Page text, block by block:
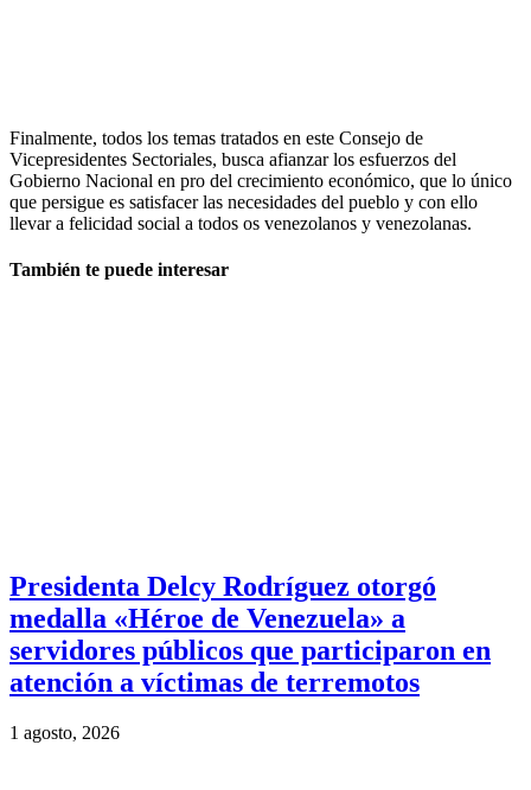
Finalmente, todos los temas tratados en este Consejo de
Vicepresidentes Sectoriales, busca afianzar los esfuerzos del
Gobierno Nacional en pro del crecimiento económico, que lo único
que persigue es satisfacer las necesidades del pueblo y con ello
llevar a felicidad social a todos os venezolanos y venezolanas.
También te puede interesar
Presidenta Delcy Rodríguez otorgó
medalla «Héroe de Venezuela» a
servidores públicos que participaron en
atención a víctimas de terremotos
1 agosto, 2026